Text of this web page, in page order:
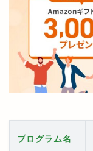
プログラム名